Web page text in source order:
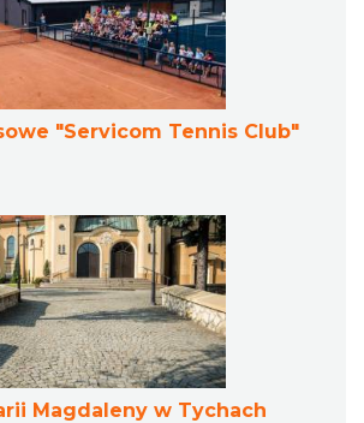
"Servicom Tennis Club"
Magdaleny w Tychach